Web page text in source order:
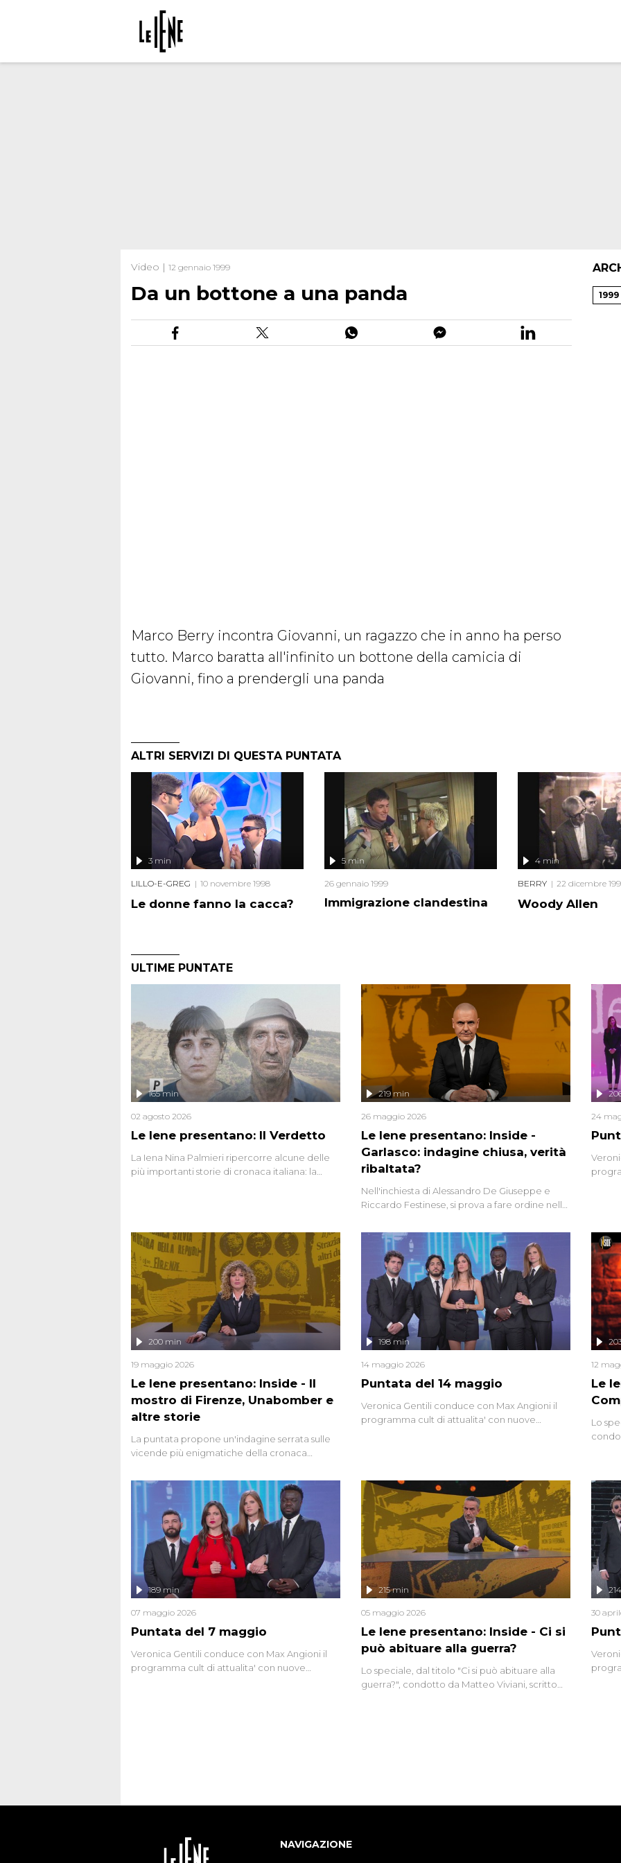
Video | 12 gennaio 1999
Da un bottone a una panda
Marco Berry incontra Giovanni, un ragazzo che in anno ha perso
tutto. Marco baratta all'infinito un bottone della camicia di
Giovanni, fino a prendergli una panda
ALTRI SERVIZI DI QUESTA PUNTATA
Le donne fanno la cacca?
3 min
LILLO-E-GREG 10 novembre 1998
Immigrazione clandestina
5 min
26 gennaio 1999
Woody Allen
4 min
BERRY 22 dicembre
1999
ULTIME PUNTATE
Le Iene presentano: Il Verdetto
165 min
02 agosto 2026
La Iena Nina Palmieri ripercorre alcune delle
più importanti storie di cronaca italiana: la
Le Iene presentano: Inside -
Garlasco: indagine chiusa, verità
ribaltata?
219 min
26 maggio 2026
Nell'inchiesta di Alessandro De Giuseppe e
Riccardo Festinese, si prova a fare ordine nella
continuano a emergere attorno a una delle
vicende giudiziarie più discusse degli ultimi
anni. Lo speciale ricostruisce la vicenda
mettendo in fila testimonianze, errori, dettagli
controversi e i protagonisti di un'indagine che
sembra non avere fine.
24
Le Iene presentano: Inside - Il
mostro di Firenze, Unabomber e
altre storie
200 min
19 maggio 2026
La puntata propone un'indagine serrata sulle
vicende più enigmatiche della cronaca
seriale responsabile di decine di attentati tra
gli anni '90 e il 2000 che, inquietantemente,
potrebbe essere ancora in libertà. Lo speciale
affronta inoltre le zone d'ombra sul Mostro di
Firenze, le cui responsabilità appaiono ancora
oggi avvolte in un groviglio di dubbi mai
chiariti. Nel corso dello speciale anche
l'intervista inedita a Olindo Romano, realizzata
ne...
Puntata del 14 maggio
198 min
14 maggio 2026
Veronica Gentili conduce con Max Angioni il
programma cult di attualita' con nuove
Le
12
Lo
e
Puntata del 7 maggio
189 min
07 maggio 2026
Veronica Gentili conduce con Max Angioni il
programma cult di attualita' con nuove
Le Iene presentano: Inside - Ci si
può abituare alla guerra?
215 min
05 maggio 2026
Lo speciale, dal titolo "Ci si può abituare alla
guerra?", condotto da Matteo Viviani, scritto
30
NAVIGAZIONE